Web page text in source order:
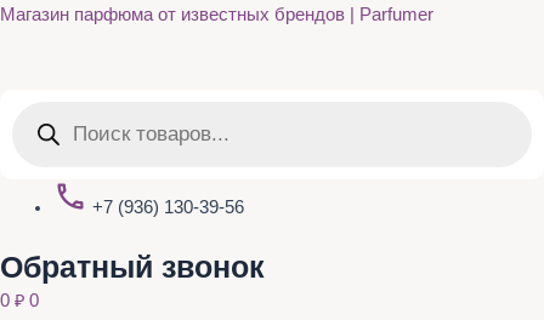
Перейти
Магазин парфюма от известных брендов | Parfumer
товаров
+7 (936) 130-39-56
Обратный звонок
0 ₽ 0
Quantity